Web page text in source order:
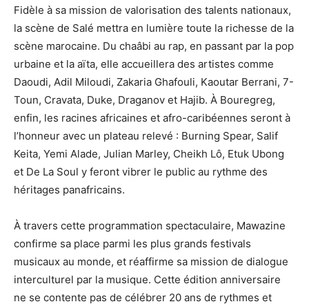
Fidèle à sa mission de valorisation des talents nationaux,
la scène de Salé mettra en lumière toute la richesse de la
scène marocaine. Du chaâbi au rap, en passant par la pop
urbaine et la aïta, elle accueillera des artistes comme
Daoudi, Adil Miloudi, Zakaria Ghafouli, Kaoutar Berrani, 7-
Toun, Cravata, Duke, Draganov et Hajib. À Bouregreg,
enfin, les racines africaines et afro-caribéennes seront à
l’honneur avec un plateau relevé : Burning Spear, Salif
Keita, Yemi Alade, Julian Marley, Cheikh Lô, Etuk Ubong
et De La Soul y feront vibrer le public au rythme des
héritages panafricains.
À travers cette programmation spectaculaire, Mawazine
confirme sa place parmi les plus grands festivals
musicaux au monde, et réaffirme sa mission de dialogue
interculturel par la musique. Cette édition anniversaire
ne se contente pas de célébrer 20 ans de rythmes et